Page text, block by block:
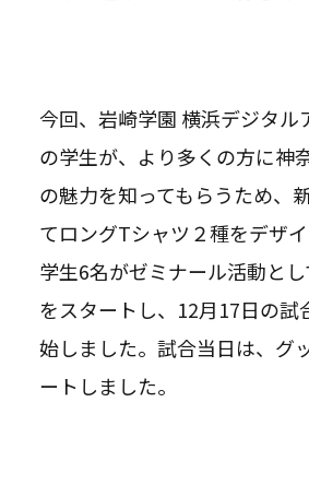
今回、岩崎学園 横浜デジタル
の学生が、より多くの方に神
の魅力を知ってもらうため、
てロングTシャツ２種をデザイ
学生6名がゼミナール活動と
をスタートし、12月17日の試
始しました。試合当日は、グ
ートしました。